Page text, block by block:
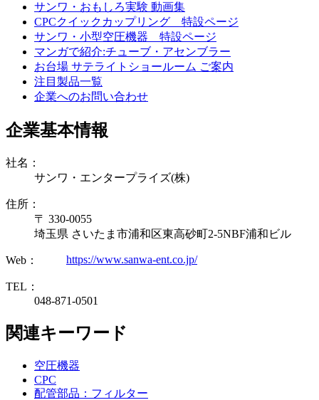
サンワ・おもしろ実験 動画集
CPCクイックカップリング 特設ページ
サンワ・小型空圧機器 特設ページ
マンガで紹介:チューブ・アセンブラー
お台場 サテライトショールーム ご案内
注目製品一覧
企業へのお問い合わせ
企業基本情報
社名：
サンワ・エンタープライズ(株)
住所：
〒 330-0055
埼玉県 さいたま市浦和区東高砂町2-5NBF浦和ビル
Web： https://www.sanwa-ent.co.jp/
TEL：
048-871-0501
関連キーワード
空圧機器
CPC
配管部品：フィルター